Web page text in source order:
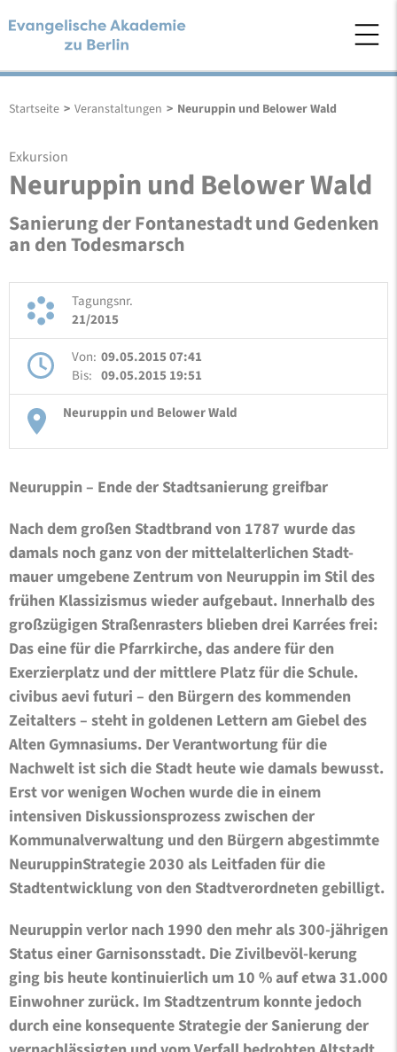
Startseite > Veranstaltungen > Neuruppin und Belower Wald
Exkursion
Neuruppin und Belower Wald
Sanierung der Fontanestadt und Gedenken
an den Todesmarsch
Tagungsnr.
21/2015
Von: 09.05.2015 07:41
Bis: 09.05.2015 19:51
Neuruppin und Belower Wald
Neuruppin – Ende der Stadtsanierung greifbar
Nach dem großen Stadtbrand von 1787 wurde das
damals noch ganz von der mittelalterlichen Stadt-
mauer umgebene Zentrum von Neuruppin im Stil des
frühen Klassizismus wieder aufgebaut. Innerhalb des
großzügigen Straßenrasters blieben drei Karrées frei:
Das eine für die Pfarrkirche, das andere für den
Exerzierplatz und der mittlere Platz für die Schule.
civibus aevi futuri – den Bürgern des kommenden
Zeitalters – steht in goldenen Lettern am Giebel des
Alten Gymnasiums. Der Verantwortung für die
Nachwelt ist sich die Stadt heute wie damals bewusst.
Erst vor wenigen Wochen wurde die in einem
intensiven Diskussionsprozess zwischen der
Kommunalverwaltung und den Bürgern abgestimmte
NeuruppinStrategie 2030 als Leitfaden für die
Stadtentwicklung von den Stadtverordneten gebilligt.
Neuruppin verlor nach 1990 den mehr als 300-jährigen
Status einer Garnisonsstadt. Die Zivilbevöl-kerung
ging bis heute kontinuierlich um 10 % auf etwa 31.000
Einwohner zurück. Im Stadtzentrum konnte jedoch
durch eine konsequente Strategie der Sanierung der